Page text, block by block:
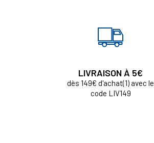
LIVRAISON À 5€
dès 149€ d'achat(1) avec le
code LIV149